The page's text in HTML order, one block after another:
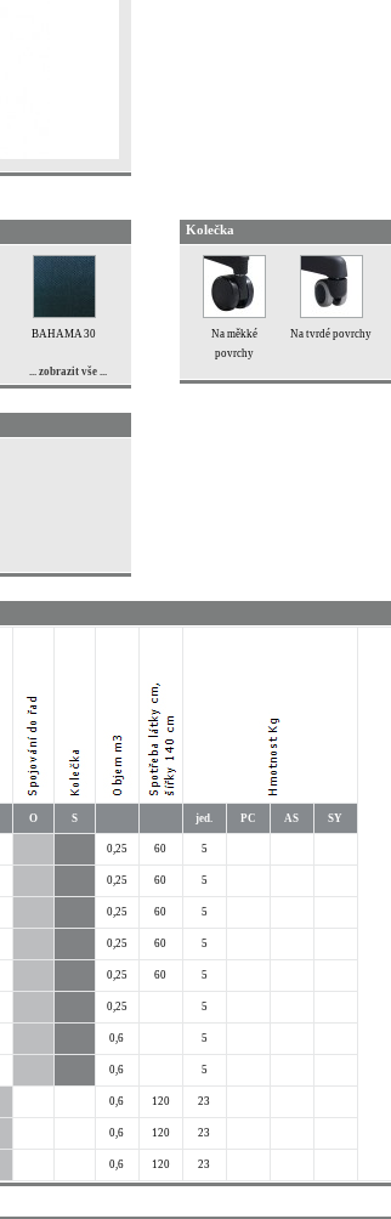
BAHAMA 30
... zobrazit vše ...
Kolečka
Na měkké
povrchy
Na tvrdé povrchy
O S jed. PC AS SY
0,25 60 5
0,25 60 5
0,25 60 5
0,25 60 5
0,25 60 5
0,25 5
0,6 5
0,6 5
0,6 120 23
0,6 120 23
0,6 120 23